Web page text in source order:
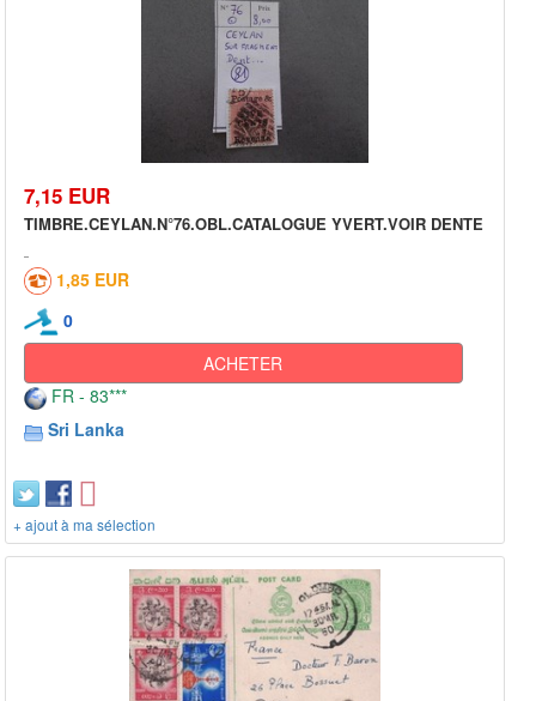
7,15 EUR
TIMBRE.CEYLAN.N°76.OBL.CATALOGUE YVERT.VOIR DENTE
1,85 EUR
0
ACHETER
FR - 83***
Sri Lanka
+ ajout à ma sélection